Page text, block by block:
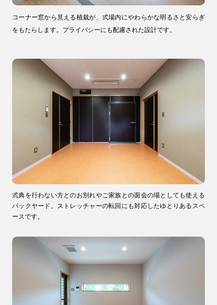
コーナー窓から見える植栽が、式場内にやわらかな明るさと安らぎ
をもたらします。プライバシーにも配慮された設計です。
式典を行わない方とのお別れやご家族との面会の場としても使える
バックヤード。ストレッチャーの転回にも対応したゆとりあるスペ
ースです。
営業時間 9時〜18時